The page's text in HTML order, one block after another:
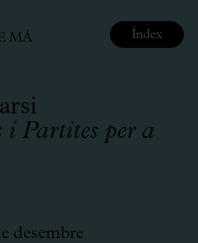
MÀ
Partites per a
desembre
Índex